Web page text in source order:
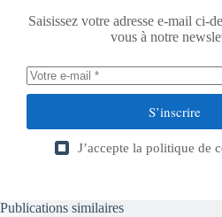
Saisissez votre adresse e-mail ci-
vous à notre
S’inscrire
J’accepte la politique de
Publications similaires